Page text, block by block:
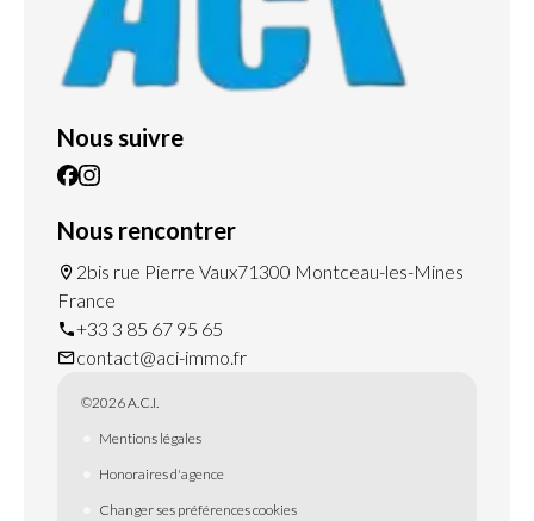
Nous suivre
Nous rencontrer
2bis rue Pierre Vaux71300 Montceau-les-Mines
France
+33 3 85 67 95 65
contact@aci-immo.fr
©2026 A.C.I.
Mentions légales
Honoraires d'agence
Changer ses préférences cookies